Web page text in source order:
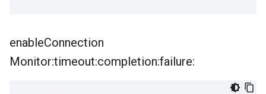
enableConnection
Monitor:timeout:completion:failure: